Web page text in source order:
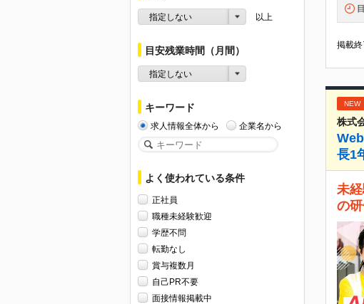
指定しない 以上
目安残業時間（月間）
指定しない
キーワード
求人情報全体から 企業名から
よく使われている条件
正社員
職種未経験歓迎
学歴不問
転勤なし
賞与複数月
自己PR不要
面接情報掲載中
掲載
NEW
株式
長1
未
の